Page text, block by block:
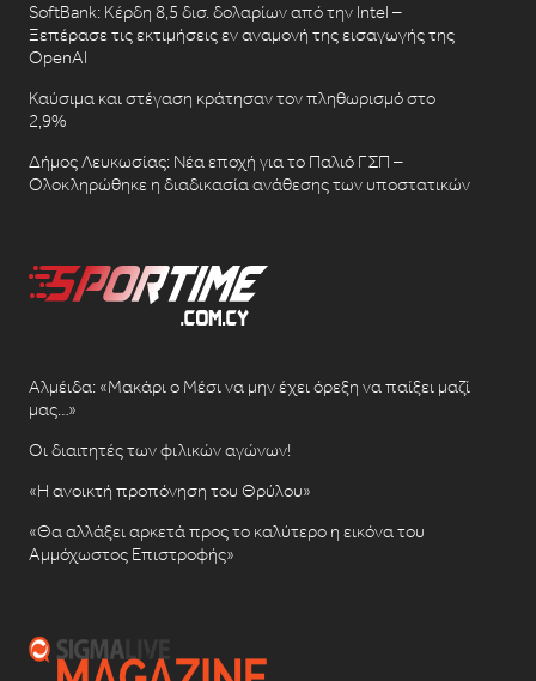
SoftBank: Κέρδη 8,5 δισ. δολαρίων από την Intel –
Ξεπέρασε τις εκτιμήσεις εν αναμονή της εισαγωγής της
OpenAI
Καύσιμα και στέγαση κράτησαν τον πληθωρισμό στο
2,9%
Δήμος Λευκωσίας: Νέα εποχή για το Παλιό ΓΣΠ –
Ολοκληρώθηκε η διαδικασία ανάθεσης των υποστατικών
Αλμέιδα: «Μακάρι ο Μέσι να μην έχει όρεξη να παίξει μαζί
μας…»
Οι διαιτητές των φιλικών αγώνων!
«Η ανοικτή προπόνηση του Θρύλου»
«Θα αλλάξει αρκετά προς το καλύτερο η εικόνα του
Αμμόχωστος Επιστροφής»